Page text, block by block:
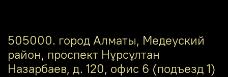
505000. город Алматы, Медеуский
район, проспект Нұрсұлтан
Назарбаев, д. 120, офис 6 (подъезд 1)